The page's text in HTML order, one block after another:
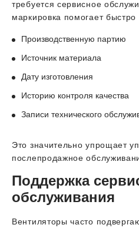
требуется сервисное
маркировка помогает быстро
Производственную партию
Источник материала
Дату изготовления
Историю контроля качества
Записи технического
Это значительно упрощает
послепродажное
Поддержка
обслуживания
Вентиляторы часто